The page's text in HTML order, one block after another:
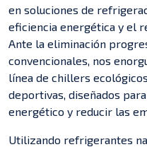
en soluciones de
eficiencia energética y el
Ante la eliminación
convencionales, nos
línea de chillers
deportivas, diseñados
energético y reducir las
Utilizando refrigerantes